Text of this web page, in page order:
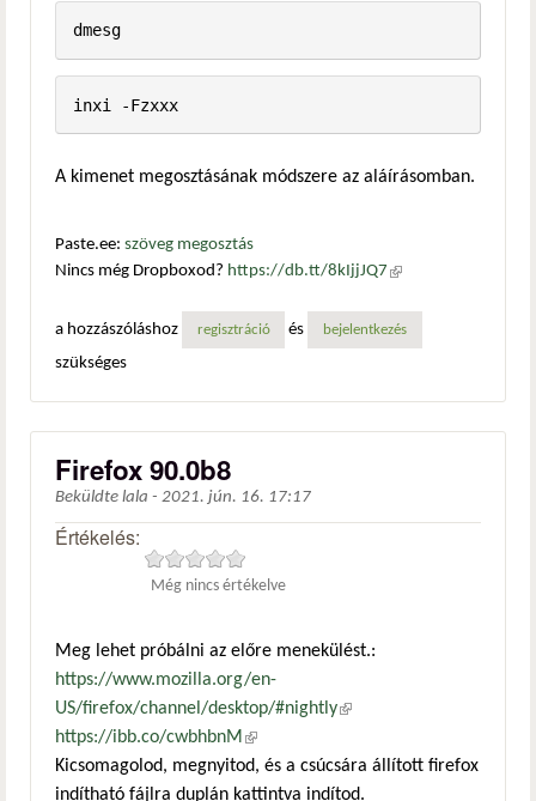
dmesg
inxi -Fzxxx
A kimenet megosztásának módszere az aláírásomban.
Paste.ee: szöveg megosztás
Nincs még Dropboxod? https://db.tt/8kIjjJQ7 (külső
a hozzászóláshoz
regisztráció és bejelentkezés
szükséges
Firefox 90.0b8
Beküldte lala - 2021. jún. 16. 17:17
Értékelés:
Még nincs értékelve
Meg lehet próbálni az előre menekülést.:
https://www.mozilla.org/en-
US/firefox/channel/desktop/#nightly(külső hivatkozás)
https://ibb.co/cwbhbnM (külső hivatkozás)
Kicsomagolod, megnyitod, és a csúcsára állított firefox
indítható fájlra duplán kattintva indítod.